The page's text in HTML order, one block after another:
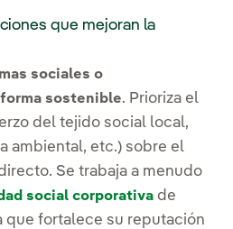
que mejoran la
sociales o
sostenible. Prioriza el
del tejido social local,
ambiental, etc.) sobre el
Se trabaja a menudo
social corporativa de
que fortalece su reputación